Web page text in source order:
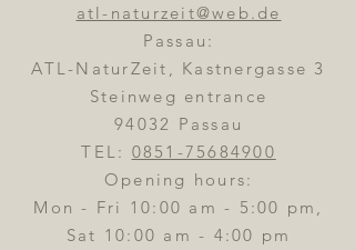
atl-naturzeit@web.de
Passau:
ATL-NaturZeit, Kastnergasse 3
Steinweg entrance
94032 Passau
TEL: 0851-75684900
Opening hours:
Mon - Fri 10:00 am - 5:00 pm,
Sat 10:00 am - 4:00 pm